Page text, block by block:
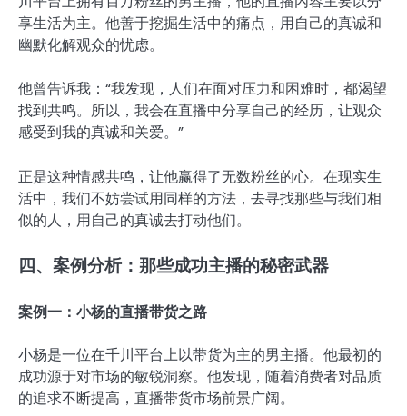
享生活为主。他善于挖掘生活中的痛点，用自己的真诚和
幽默化解观众的忧虑。
他曾告诉我：“我发现，人们在面对压力和困难时，都渴望
找到共鸣。所以，我会在直播中分享自己的经历，让观众
感受到我的真诚和关爱。”
正是这种情感共鸣，让他赢得了无数粉丝的心。在现实生
活中，我们不妨尝试用同样的方法，去寻找那些与我们相
似的人，用自己的真诚去打动他们。
四、案例分析：那些成功主播的秘密武器
案例一：小杨的直播带货之路
小杨是一位在千川平台上以带货为主的男主播。他最初的
成功源于对市场的敏锐洞察。他发现，随着消费者对品质
的追求不断提高，直播带货市场前景广阔。